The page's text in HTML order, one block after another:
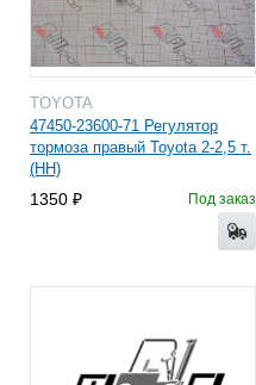
TOYOTA
47450-23600-71 Регулятор
тормоза правый Toyota 2-2,5 т.
(HH)
1350 Под заказ